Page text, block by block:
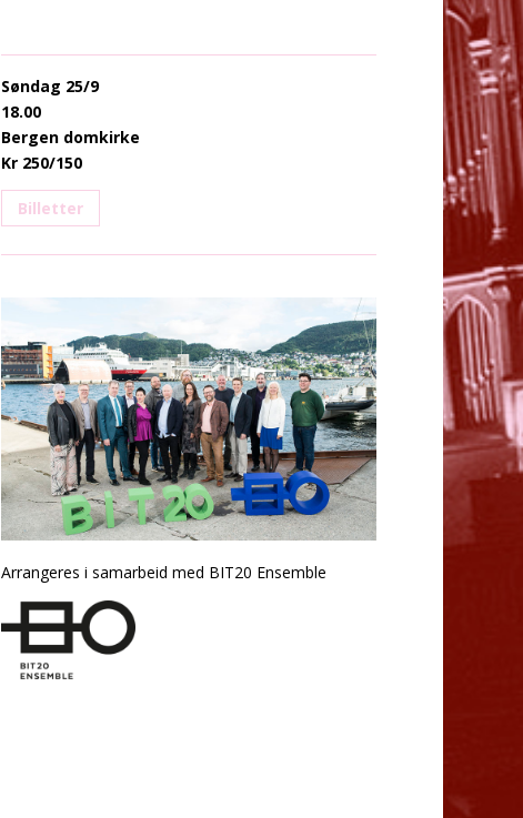
Søndag 25/9
18.00
Bergen domkirke
Kr 250/150
Billetter
Arrangeres i samarbeid med BIT20 Ensemble